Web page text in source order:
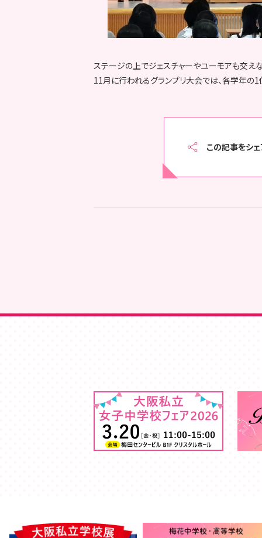
ステージの上でジェスチャーやユーモアも交え
11月に行われるグランプリ大会では、各学年の
この記事をシ